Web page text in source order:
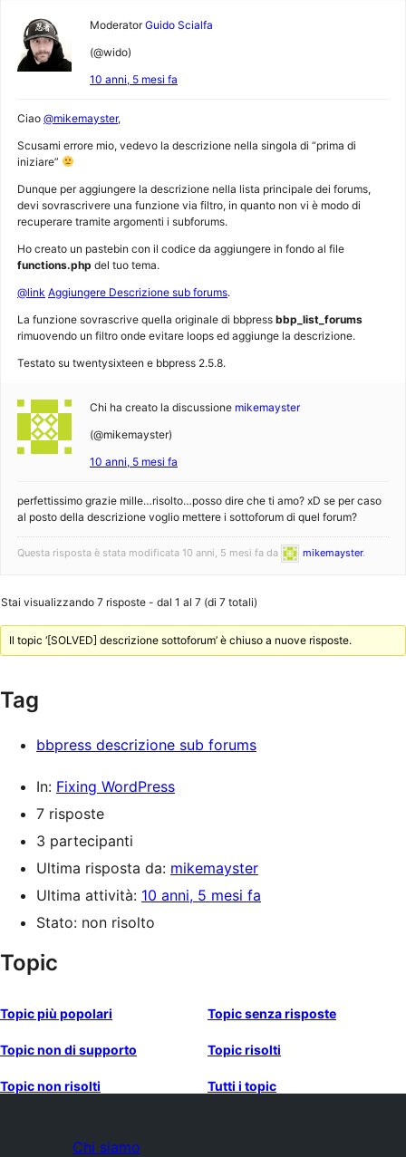
Moderator Guido Scialfa
(@wido)
10 anni, 5 mesi fa
Ciao @mikemayster,
Scusami errore mio, vedevo la descrizione nella singola di “prima di
iniziare”
Dunque per aggiungere la descrizione nella lista principale dei forums,
devi sovrascrivere una funzione via filtro, in quanto non vi è modo di
recuperare tramite argomenti i subforums.
Ho creato un pastebin con il codice da aggiungere in fondo al file
functions.php del tuo tema.
@link Aggiungere Descrizione sub forums.
La funzione sovrascrive quella originale di bbpress bbp_list_forums
rimuovendo un filtro onde evitare loops ed aggiunge la descrizione.
Testato su twentysixteen e bbpress 2.5.8.
Chi ha creato la discussione mikemayster
(@mikemayster)
10 anni, 5 mesi fa
perfettissimo grazie mille…risolto…posso dire che ti amo? xD se per caso
al posto della descrizione voglio mettere i sottoforum di quel forum?
Questa risposta è stata modificata 10 anni, 5 mesi fa da mikemayster.
Stai visualizzando 7 risposte - dal 1 al 7 (di 7 totali)
Il topic ‘[SOLVED] descrizione sottoforum’ è chiuso a nuove risposte.
Tag
bbpress descrizione sub forums
In: Fixing WordPress
7 risposte
3 partecipanti
Ultima risposta da: mikemayster
Ultima attività: 10 anni, 5 mesi fa
Stato: non risolto
Topic
Topic più popolari Topic senza risposte
Topic non di supporto Topic risolti
Topic non risolti Tutti i topic
Chi siamo